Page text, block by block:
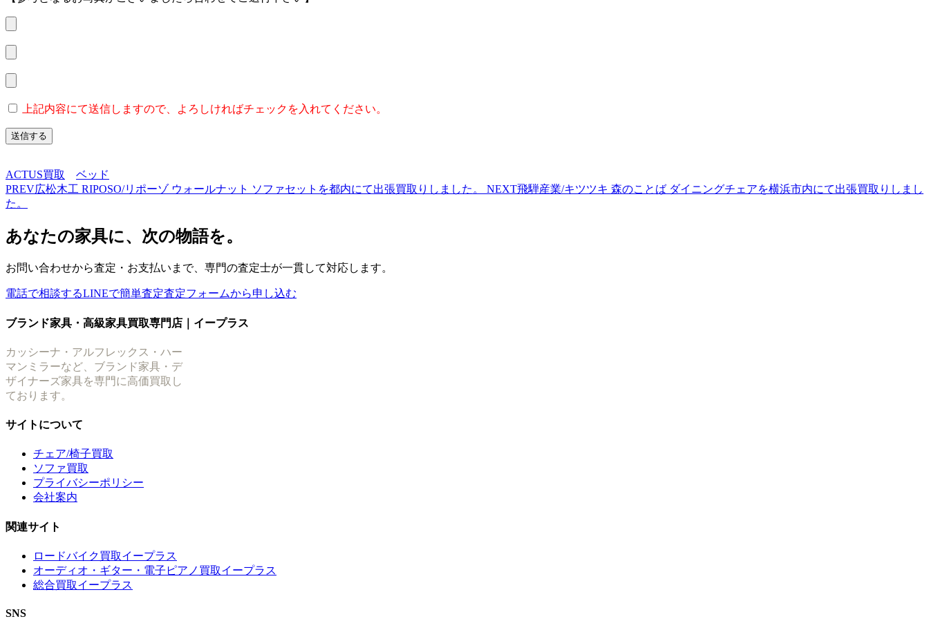
上記内容にて送信しますので、よろしければチェックを入れてください。
ACTUS買取
ベッド
PREV広松木工 RIPOSO/リポーゾ ウォールナット ソファセットを都内にて出張買取りしました。 NEXT飛騨産業/キツツキ 森のことば ダイニングチェアを横浜市内にて出張買取りしまし
た。
あなたの家具に、次の物語を。
お問い合わせから査定・お支払いまで、専門の査定士が一貫して対応します。
電話で相談するLINEで簡単査定査定フォームから申し込む
ブランド家具・高級家具買取専門店｜イープラス
カッシーナ・アルフレックス・ハー
マンミラーなど、ブランド家具・デ
ザイナーズ家具を専門に高価買取し
ております。
サイトについて
チェア/椅子買取
ソファ買取
プライバシーポリシー
会社案内
関連サイト
ロードバイク買取イープラス
オーディオ・ギター・電子ピアノ買取イープラス
総合買取イープラス
SNS